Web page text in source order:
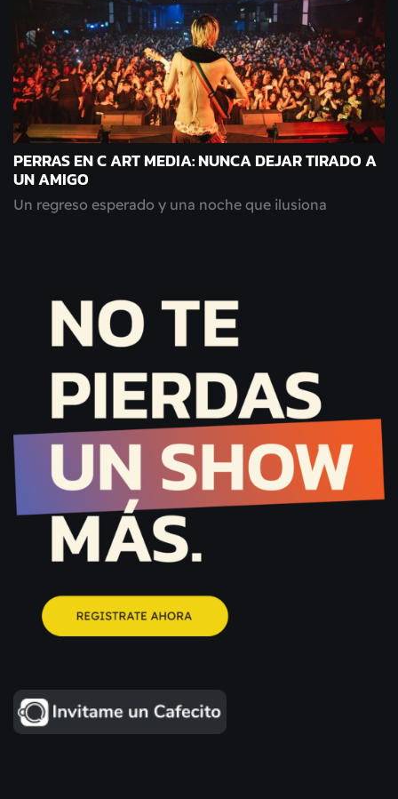
PERRAS EN C ART MEDIA: NUNCA DEJAR TIRADO A
UN AMIGO
Un regreso esperado y una noche que ilusiona